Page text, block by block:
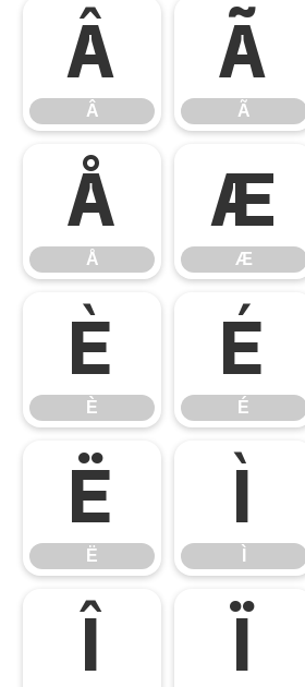
Â
Â
Ã
Ã
Å
Å
Æ
Æ
È
È
É
É
Ë
Ë
Ì
Î Ï